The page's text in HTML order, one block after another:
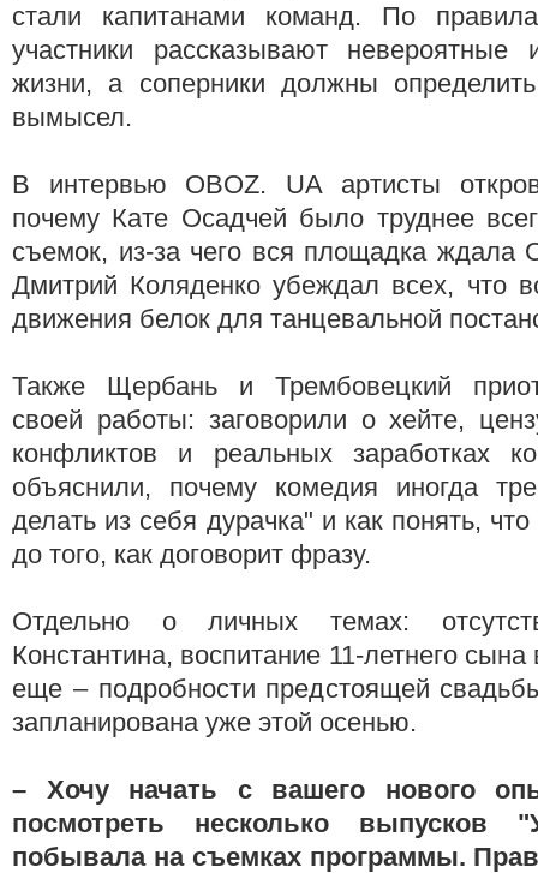
стали капитанами команд. По
участники рассказывают невероятные
жизни, а соперники должны
вымысел.
В интервью OBOZ. UА артисты
почему Кате Осадчей было труднее
съемок, из-за чего вся площадка ждала
Дмитрий Коляденко убеждал всех, что
движения белок для танцевальной
Также Щербань и Трембовецкий
своей работы: заговорили о хейте,
конфликтов и реальных заработках
объяснили, почему комедия иногда
делать из себя дурачка" и как понять,
до того, как договорит фразу.
Отдельно о личных темах:
Константина, воспитание 11-летнего
еще – подробности предстоящей
запланирована уже этой осенью.
– Хочу начать с вашего нового
посмотреть несколько
побывала на съемках программы.